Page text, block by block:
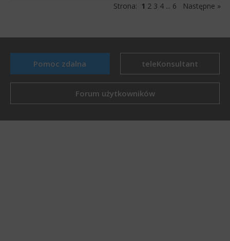
Strona: 1 2 3 4 ... 6 Następne »
Pomoc zdalna teleKonsultant
Forum użytkowników